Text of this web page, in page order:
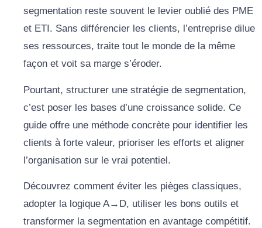
segmentation reste souvent le levier oublié des PME
et ETI. Sans différencier les clients, l’entreprise dilue
ses ressources, traite tout le monde de la même
façon et voit sa marge s’éroder.
Pourtant, structurer une stratégie de segmentation,
c’est poser les bases d’une croissance solide. Ce
guide offre une méthode concrète pour identifier les
clients à forte valeur, prioriser les efforts et aligner
l’organisation sur le vrai potentiel.
Découvrez comment éviter les pièges classiques,
adopter la logique A→D, utiliser les bons outils et
transformer la segmentation en avantage compétitif.